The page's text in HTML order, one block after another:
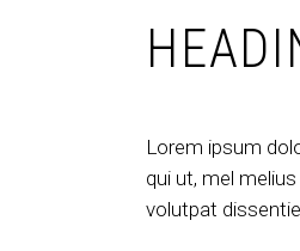
Lorem ipsum
qui ut, mel
volutpat